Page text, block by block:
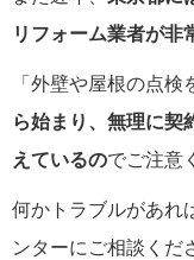
リフォーム業者が非
「外壁や屋根の点
ら始まり、無理に契
えているのでご注意
何かトラブルがあれ
ンターにご相談くだ